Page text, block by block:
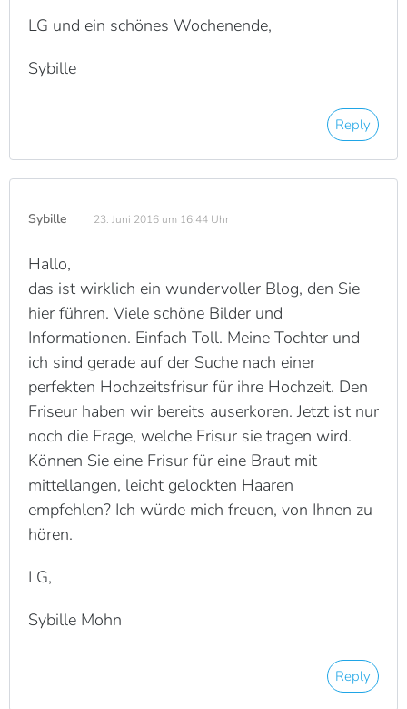
LG und ein schönes Wochenende,
Sybille
Reply
Sybille 23. Juni 2016 um 16:44 Uhr
Hallo,
das ist wirklich ein wundervoller Blog, den Sie
hier führen. Viele schöne Bilder und
Informationen. Einfach Toll. Meine Tochter und
ich sind gerade auf der Suche nach einer
perfekten Hochzeitsfrisur für ihre Hochzeit. Den
Friseur haben wir bereits auserkoren. Jetzt ist nur
noch die Frage, welche Frisur sie tragen wird.
Können Sie eine Frisur für eine Braut mit
mittellangen, leicht gelockten Haaren
empfehlen? Ich würde mich freuen, von Ihnen zu
hören.
LG,
Sybille Mohn
Reply